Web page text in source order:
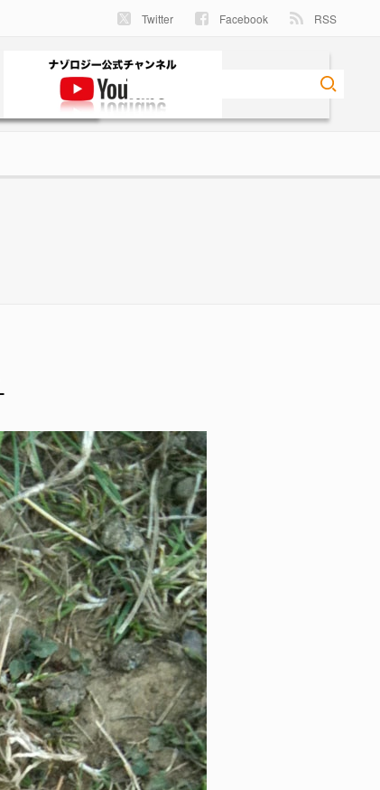
Twitter Facebook RSS